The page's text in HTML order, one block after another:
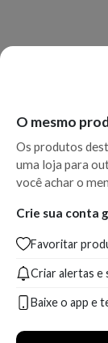
O mesmo
Os produtos
uma loja para
você achar o
Crie sua conta
Favoritar
Criar alertas e
Baixe o app e